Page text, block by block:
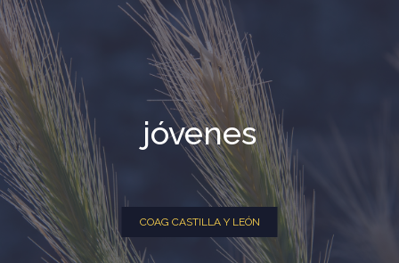
jóvenes
COAG CASTILLA Y LEÓN